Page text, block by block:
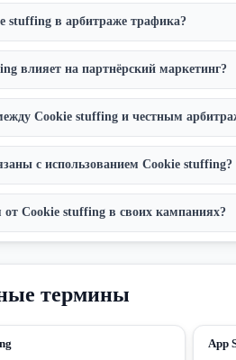
stuffing в арбитраже трафика?
влияет на партнёрский маркетинг?
Cookie stuffing и честным
с использованием Cookie stuffing?
от Cookie stuffing в своих кампаниях?
термины
App